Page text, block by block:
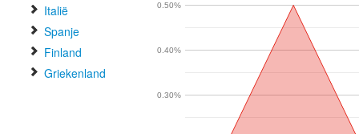
Italië
Spanje
Finland
Griekenland
0.30%
0.40%
0.50%